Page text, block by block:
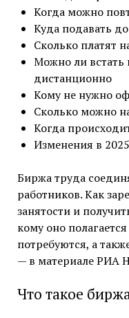
Когда можно
Куда подавать
Сколько платят
Можно ли встать
дистанционно
Кому не нужно
Сколько можно
Когда
Изменения в
Биржа труда
работников. Как
занятости и
кому оно
потребуются, а
— в материале РИА
Что такое